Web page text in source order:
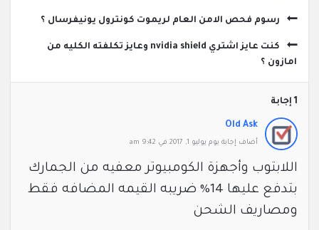
رسوم فحص الامن العام لريموت كونترول يونيفرسال ؟
كنت عايز اشتري nvidia shield وعايز تكلفته الكليه من
امازون ؟
‫1 إجابة
Old Ask
‫أضاف ‫‫إجابة يوم يوليو 1, 2017 في 9:42 am
اللابتوب وأجهزة الكومبيوتر معفيه من الجمارك
بتدفع عليها 14% ضريبه القيمه المضافه فقط
ومصاريف الشحن